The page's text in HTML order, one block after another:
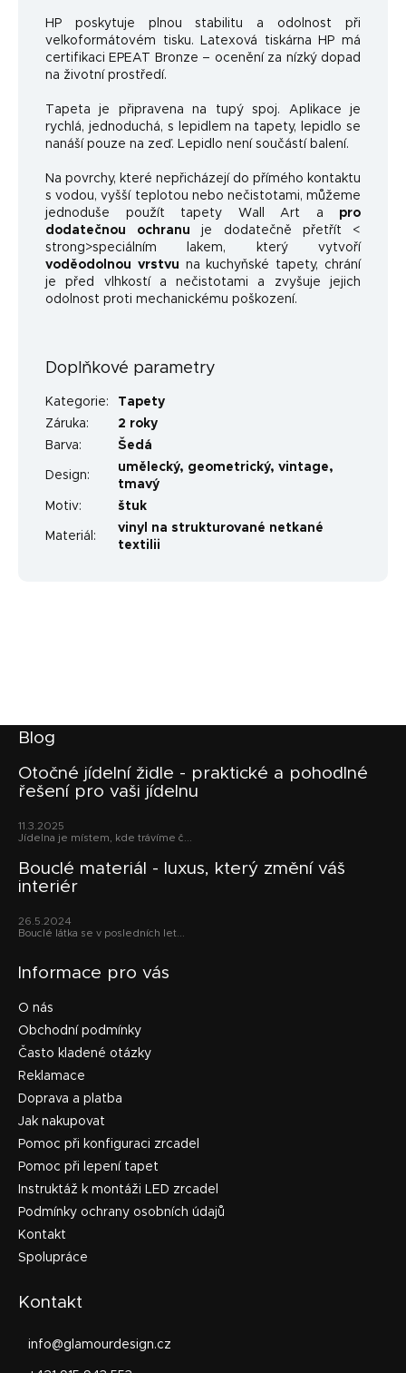
HP poskytuje plnou stabilitu a odolnost při
velkoformátovém tisku. Latexová tiskárna HP má
certifikaci EPEAT Bronze – ocenění za nízký dopad
na životní prostředí.
Tapeta je připravena na tupý spoj. Aplikace je
rychlá, jednoduchá, s lepidlem na tapety, lepidlo se
nanáší pouze na zeď. Lepidlo není součástí balení.
Na povrchy, které nepřicházejí do přímého kontaktu
s vodou, vyšší teplotou nebo nečistotami, můžeme
jednoduše použít tapety Wall Art a pro
dodatečnou ochranu je dodatečně přetřít <
strong>speciálním lakem, který vytvoří
voděodolnou vrstvu na kuchyňské tapety, chrání
je před vlhkostí a nečistotami a zvyšuje jejich
odolnost proti mechanickému poškození.
Doplňkové parametry
Kategorie:
Tapety
Záruka:
2 roky
Barva: Šedá
Design:
umělecký, geometrický, vintage,
tmavý
Motiv: štuk
Materiál :
vinyl na strukturované netkané
textilii
Blog
Otočné jídelní židle - praktické a pohodlné
řešení pro vaši jídelnu
11.3.2025
Jídelna je místem, kde trávíme č...
Bouclé materiál - luxus, který změní váš
interiér
26.5.2024
Bouclé látka se v posledních let...
Informace pro vás
O nás
Obchodní podmínky
Často kladené otázky
Reklamace
Doprava a platba
Jak nakupovat
Pomoc při konfiguraci zrcadel
Pomoc při lepení tapet
Instruktáž k montáži LED zrcadel
Podmínky ochrany osobních údajů
Kontakt
Spolupráce
Kontakt
info@glamourdesign.cz